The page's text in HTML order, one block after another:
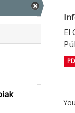
El